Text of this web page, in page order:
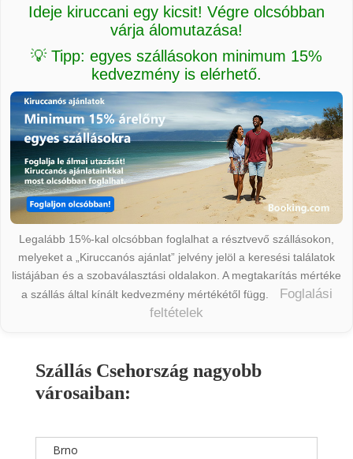
Ideje kiruccani egy kicsit! Végre olcsóbban
várja álomutazása!
💡 Tipp: egyes szállásokon minimum 15%
kedvezmény is elérhető.
Legalább 15%-kal olcsóbban foglalhat a résztvevő szállásokon,
melyeket a „Kiruccanós ajánlat” jelvény jelöl a keresési találatok
listájában és a szobaválasztási oldalakon. A megtakarítás mértéke
a szállás által kínált kedvezmény mértékétől függ.
Foglalási
feltételek
Szállás Csehország nagyobb
városaiban:
Brno